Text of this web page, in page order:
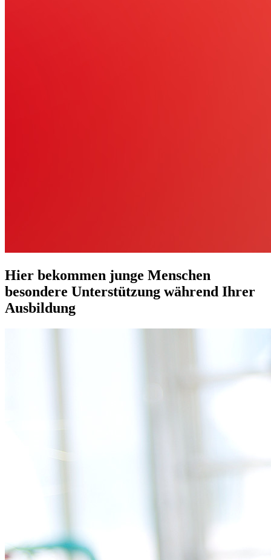
Hier bekommen junge Menschen
besondere Unterstützung während Ihrer
Ausbildung